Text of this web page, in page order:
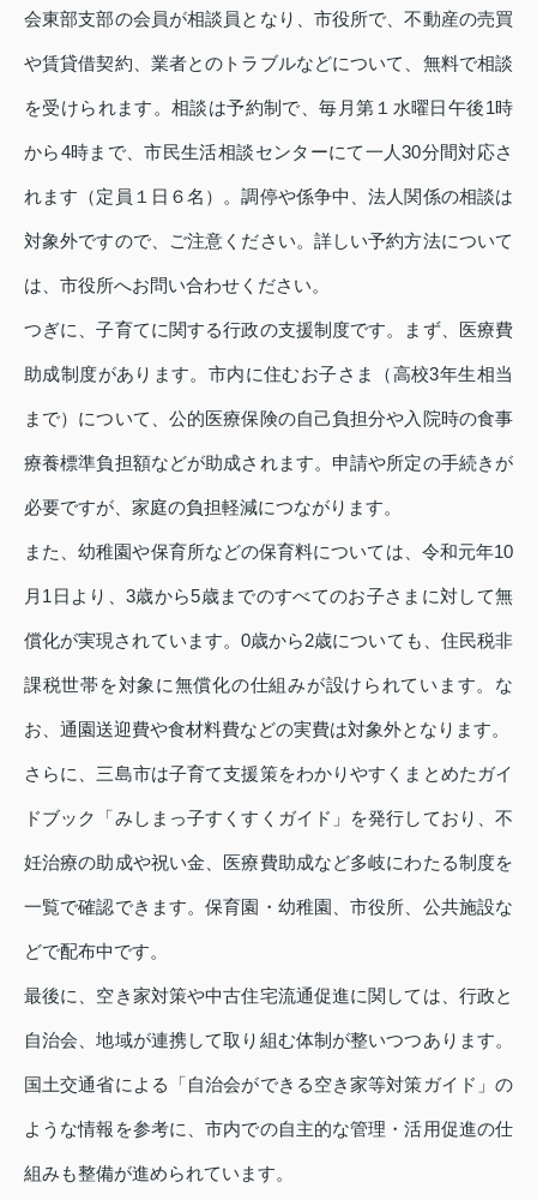
会東部支部の会員が相談員となり、市役所で、不動産の売買
や賃貸借契約、業者とのトラブルなどについて、無料で相談
を受けられます。相談は予約制で、毎月第１水曜日午後1時
から4時まで、市民生活相談センターにて一人30分間対応さ
れます（定員１日６名）。調停や係争中、法人関係の相談は
対象外ですので、ご注意ください。詳しい予約方法について
は、市役所へお問い合わせください。
つぎに、子育てに関する行政の支援制度です。まず、医療費
助成制度があります。市内に住むお子さま（高校3年生相当
まで）について、公的医療保険の自己負担分や入院時の食事
療養標準負担額などが助成されます。申請や所定の手続きが
必要ですが、家庭の負担軽減につながります。
また、幼稚園や保育所などの保育料については、令和元年10
月1日より、3歳から5歳までのすべてのお子さまに対して無
償化が実現されています。0歳から2歳についても、住民税非
課税世帯を対象に無償化の仕組みが設けられています。な
お、通園送迎費や食材料費などの実費は対象外となります。
さらに、三島市は子育て支援策をわかりやすくまとめたガイ
ドブック「みしまっ子すくすくガイド」を発行しており、不
妊治療の助成や祝い金、医療費助成など多岐にわたる制度を
一覧で確認できます。保育園・幼稚園、市役所、公共施設な
どで配布中です。
最後に、空き家対策や中古住宅流通促進に関しては、行政と
自治会、地域が連携して取り組む体制が整いつつあります。
国土交通省による「自治会ができる空き家等対策ガイド」の
ような情報を参考に、市内での自主的な管理・活用促進の仕
組みも整備が進められています。